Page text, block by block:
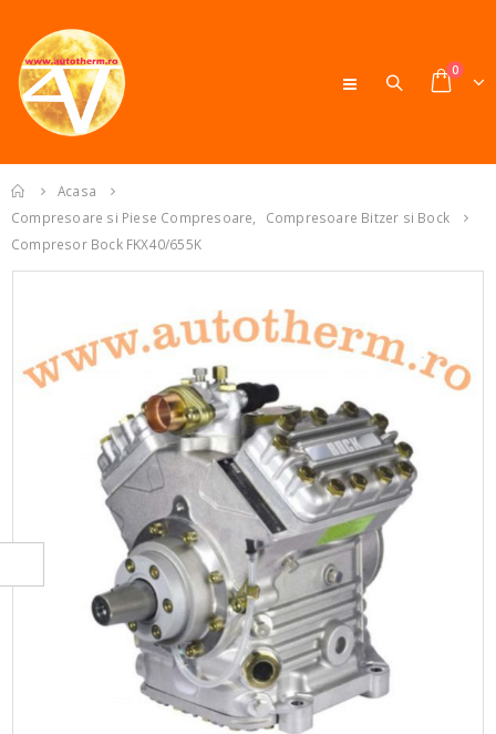
0
Acasa
Compresoare si Piese Compresoare
Compresoare Bitzer si Bock
Compresor Bock FKX40/655K